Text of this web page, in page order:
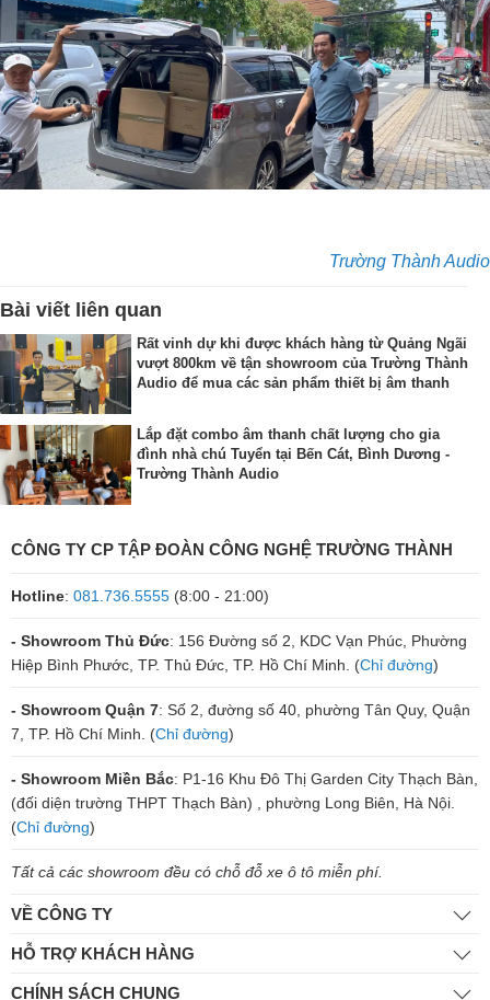
Trường Thành Audio
Bài viết liên quan
Rất vinh dự khi được khách hàng từ Quảng Ngãi
vượt 800km về tận showroom của Trường Thành
Audio để mua các sản phẩm thiết bị âm thanh
Lắp đặt combo âm thanh chất lượng cho gia
đình nhà chú Tuyển tại Bến Cát, Bình Dương -
Trường Thành Audio
CÔNG TY CP TẬP ĐOÀN CÔNG NGHỆ TRƯỜNG THÀNH
Hotline: 081.736.5555 (8:00 - 21:00)
- Showroom Thủ Đức: 156 Đường số 2, KDC Vạn Phúc, Phường
Hiệp Bình Phước, TP. Thủ Đức, TP. Hồ Chí Minh. (Chỉ đường)
- Showroom Quận 7: Số 2, đường số 40, phường Tân Quy, Quận
7, TP. Hồ Chí Minh. (Chỉ đường)
- Showroom Miền Bắc: P1-16 Khu Đô Thị Garden City Thạch Bàn,
(đối diện trường THPT Thạch Bàn) , phường Long Biên, Hà Nội.
(Chỉ đường)
Tất cả các showroom đều có chỗ đỗ xe ô tô miễn phí.
VỀ CÔNG TY
HỖ TRỢ KHÁCH HÀNG
CHÍNH SÁCH CHUNG